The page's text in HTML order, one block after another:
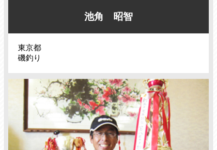
池角 昭智
東京都
磯釣り